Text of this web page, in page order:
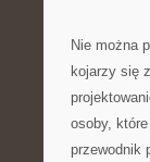
Nie można
kojarzy się
osoby,
przewodnik